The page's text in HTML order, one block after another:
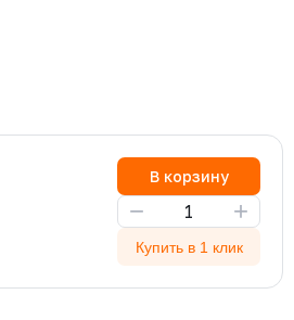
В корзину
− +
Купить в 1 клик